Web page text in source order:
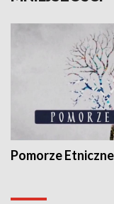
Pomorze Etniczne